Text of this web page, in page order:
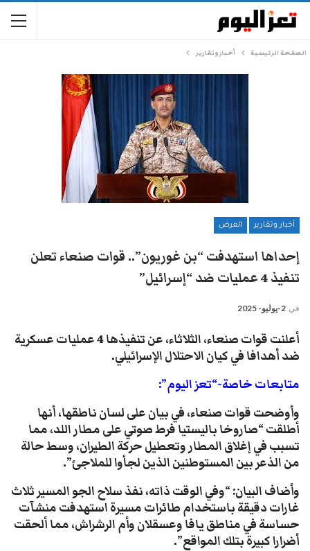
الصفحة الرئيسية أخبار وتقارير
أخبار وتقارير العرض
إحداها استهدفت “بن غوريون”.. قوات صنعاء تعلن
تنفيذ 4 عمليات ضد “إسرائيل”
في 2-يوليو- 2025
أعلنت قوات صنعاء، الثلاثاء، عن تنفيذها4عمليات عسكرية
ضد أهدافا في كيان الاحتلال الإسرائيلي.
متابعات خاصة-“تعز اليوم”:
وأوضحت قوات صنعاء، في بيان على لسان ناطقها، أنها
أطلقت “صاروخا باليستيا فرط صوتي على مطار اللد، مما
تسبب في إغلاق المطار وتعطيل حركة الطيران، وسط حالة
من الذعر بين المستوطنين الذين لجأوا للملاجئ”.
وأضاف البيان: “وفي الوقت ذاته، نفذ سلاح الجو المسير ثلاث
غارات دقيقة باستخدام طائرات مسيرة استهدفت منشآت
حساسة في مناطق يافا وعسقلان وأم الرشراش، مما ألحقت
أضرارا كبيرة بتلك المواقع”.